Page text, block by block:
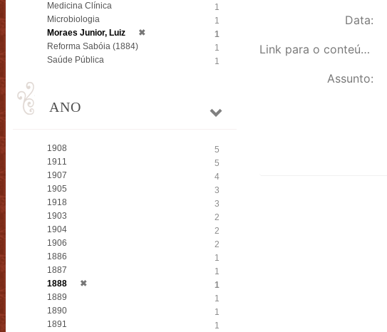
Medicina Clínica
1
Microbiologia
1
Moraes Junior, Luiz
✖
1
Reforma Sabóia (1884)
1
Saúde Pública
1
ANO
1908
5
1911
5
1907
4
1905
3
1918
3
1903
2
1904
2
1906
2
1886
1
1887
1
1888
✖
1
1889
1
1890
1
1891
1
Data:
Link para o conteúdo:
Assunto: